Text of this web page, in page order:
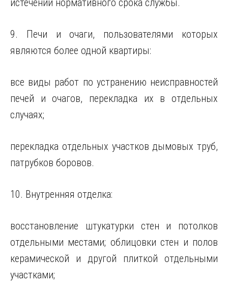
истечении нормативного срока службы.
9. Печи и очаги, пользователями которых
являются более одной квартиры:
все виды работ по устранению неисправностей
печей и очагов, перекладка их в отдельных
случаях;
перекладка отдельных участков дымовых труб,
патрубков боровов.
10. Внутренняя отделка:
восстановление штукатурки стен и потолков
отдельными местами; облицовки стен и полов
керамической и другой плиткой отдельными
участками;